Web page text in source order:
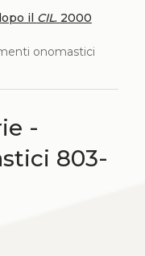
il CIL. 2000
onomastici
-
803-